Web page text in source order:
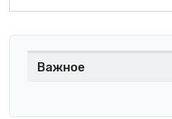
Важное